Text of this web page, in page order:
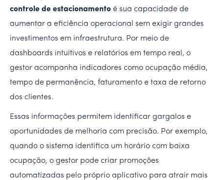
controle de estacionamento é sua capacidade de
aumentar a eficiência operacional sem exigir grandes
investimentos em infraestrutura. Por meio de
dashboards intuitivos e relatórios em tempo real, o
gestor acompanha indicadores como ocupação média,
tempo de permanência, faturamento e taxa de retorno
dos clientes.
Essas informações permitem identificar gargalos e
oportunidades de melhoria com precisão. Por exemplo,
quando o sistema identifica um horário com baixa
ocupação, o gestor pode criar promoções
automatizadas pelo próprio aplicativo para atrair mais